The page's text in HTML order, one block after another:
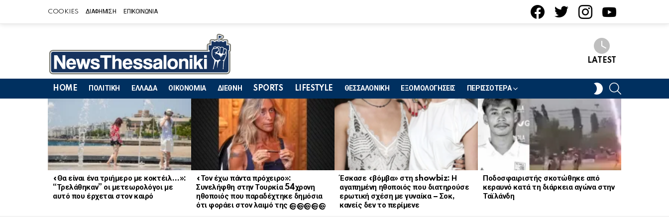
COOKIES ΔΙΑΦΗΜΙΣΗ ΕΠΙΚΟΙΝΩΝΙΑ
LATEST
HOME ΠΟΛΙΤΙΚΗ ΕΛΛΑΔΑ ΟΙΚΟΝΟΜΙΑ ΔΙΕΘΝΗ SPORTS LIFESTYLE ΘΕΣΣΑΛΟΝΙΚΗ ΕΞΟΜΟΛΟΓΗΣΕΙΣ ΠΕΡΙΣΣΟΤΕΡΑ
SWITCH
SKIN
LATEST
«Θα είναι ένα τριήμερο με κοκτέιλ…»:
“Τρελάθηκαν” οι μετεωρολόγοι με
αυτό που έρχεται στον καιρό
«Τον έχω πάντα πρόχειρο»:
Συνελήφθη στην Τουρκία 54χρονη
ηθοποιός που παραδέχτηκε δημόσια
ότι φοράει στον λαιμό της @@@@@
Έσκασε «βόμβα» στη showbiz: Η
αγαπημένη ηθοποιός που διατηρούσε
ερωτική σχέση με γυναίκα – Σοκ,
κανείς δεν το περίμενε
Ποδοσφαιριστής σκοτώθηκε από
κεραυνό κατά τη διάρκεια αγώνα στην
Ταϊλάνδη